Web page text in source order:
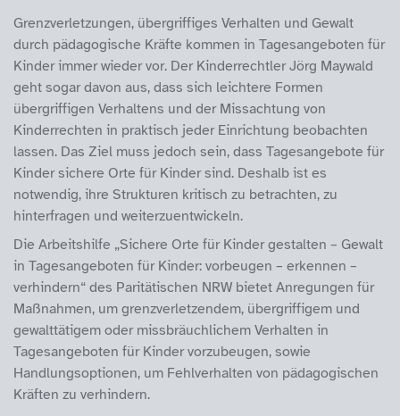
Grenzverletzungen, übergriffiges Verhalten und Gewalt
durch pädagogische Kräfte kommen in Tagesangeboten für
Kinder immer wieder vor. Der Kinderrechtler Jörg Maywald
geht sogar davon aus, dass sich leichtere Formen
übergriffigen Verhaltens und der Missachtung von
Kinderrechten in praktisch jeder Einrichtung beobachten
lassen. Das Ziel muss jedoch sein, dass Tagesangebote für
Kinder sichere Orte für Kinder sind. Deshalb ist es
notwendig, ihre Strukturen kritisch zu betrachten, zu
hinterfragen und weiterzuentwickeln.
Die Arbeitshilfe „Sichere Orte für Kinder gestalten – Gewalt
in Tagesangeboten für Kinder: vorbeugen – erkennen –
verhindern“ des Paritätischen NRW bietet Anregungen für
Maßnahmen, um grenzverletzendem, übergriffigem und
gewalttätigem oder missbräuchlichem Verhalten in
Tagesangeboten für Kinder vorzubeugen, sowie
Handlungsoptionen, um Fehlverhalten von pädagogischen
Kräften zu verhindern.